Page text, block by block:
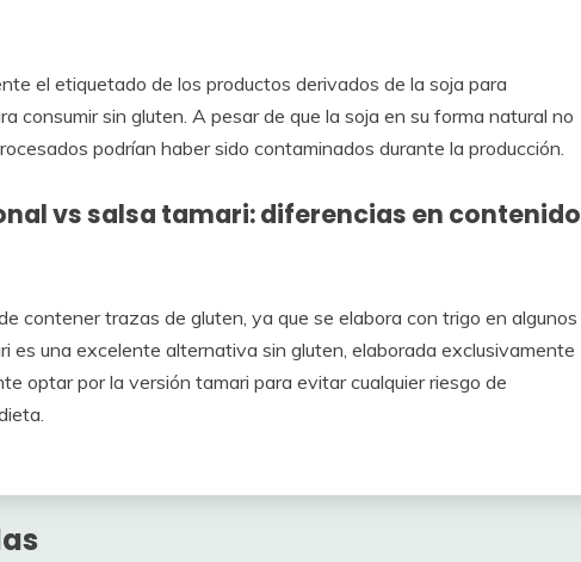
el etiquetado de los productos derivados de la soja para
consumir sin gluten. A pesar de que la soja en su forma natural no
podrían haber sido contaminados durante la producción.
vs salsa tamari: diferencias en contenido
contener trazas de gluten, ya que se elabora con trigo en algunos
es una excelente alternativa sin gluten, elaborada exclusivamente
optar por la versión tamari para evitar cualquier riesgo de